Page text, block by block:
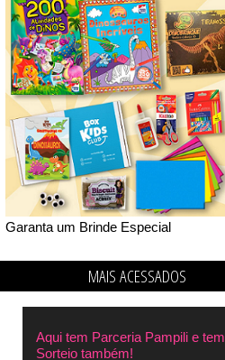
Garanta um Brinde Especial
MAIS ACESSADOS
Aqui tem Parceria Pampili e tem
Sorteio também!